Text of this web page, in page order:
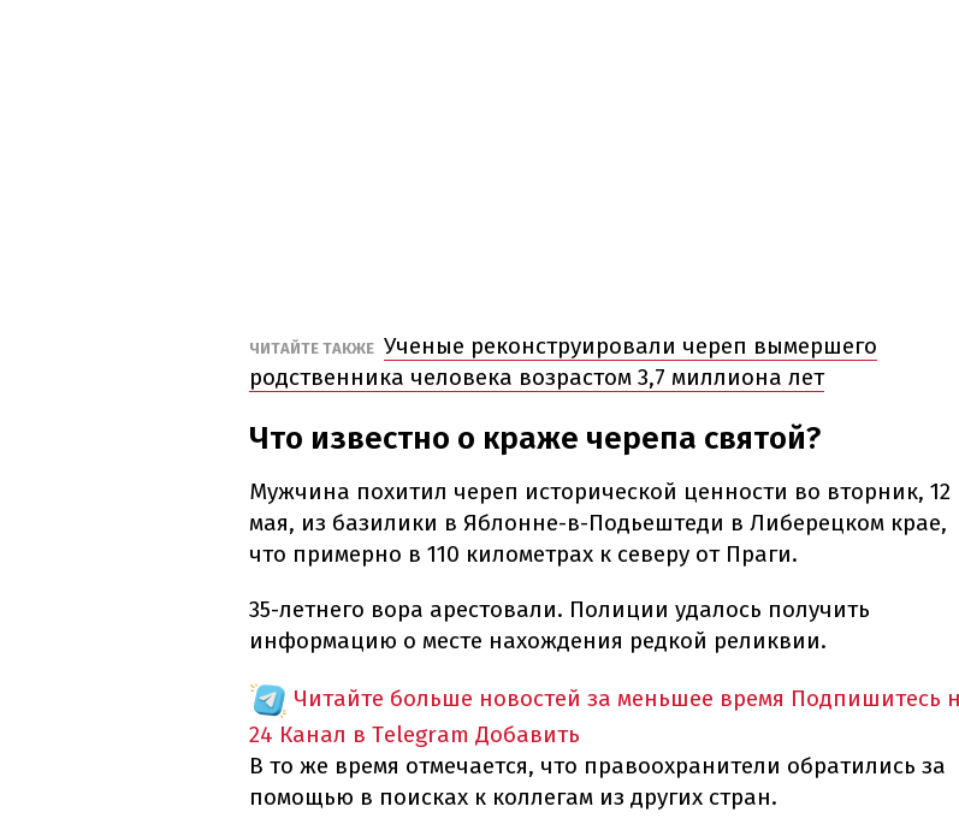
ЧИТАЙТЕ ТАКЖЕ Ученые реконструировали череп вымершего
родственника человека возрастом 3,7 миллиона лет
Что известно о краже черепа святой?
Мужчина похитил череп исторической ценности во вторник, 12
мая, из базилики в Яблонне-в-Подьештеди в Либерецком крае,
что примерно в 110 километрах к северу от Праги.
35-летнего вора арестовали. Полиции удалось получить
информацию о месте нахождения редкой реликвии.
Читайте больше новостей за меньшее время Подпишитесь
24 Канал в Telegram Добавить
В то же время отмечается, что правоохранители обратились за
помощью в поисках к коллегам из других стран.